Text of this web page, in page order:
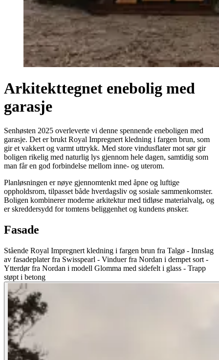
Arkitekttegnet enebolig med
garasje
Senhøsten 2025 overleverte vi denne spennende eneboligen med
garasje. Det er brukt Royal Impregnert kledning i fargen brun, som
gir et vakkert og varmt uttrykk. Med store vindusflater mot sør gir
boligen rikelig med naturlig lys gjennom hele dagen, samtidig som
man får en god forbindelse mellom inne- og uterom.
Planløsningen er nøye gjennomtenkt med åpne og luftige
oppholdsrom, tilpasset både hverdagsliv og sosiale sammenkomster.
Boligen kombinerer moderne arkitektur med tidløse materialvalg, og
er skreddersydd for tomtens beliggenhet og kundens ønsker.
Fasade
Stående Royal Impregnert kledning i fargen brun fra Talgø - Innslag
av fasadeplater fra Swisspearl - Vinduer fra Nordan i dempet sort -
Ytterdør fra Nordan i modell Glomma med sidefelt i glass - Trapp
støpt i betong